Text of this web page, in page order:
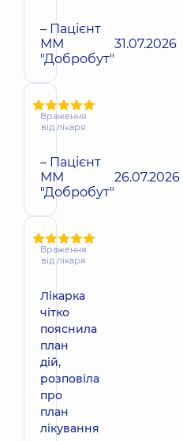
– Пацієнт
ММ
"Добробут"
31.07.2026
Враження
від лікаря
– Пацієнт
ММ
"Добробут"
26.07.2026
Враження
від лікаря
Лікарка
чітко
пояснила
план
дій,
розповіла
про
план
лікування